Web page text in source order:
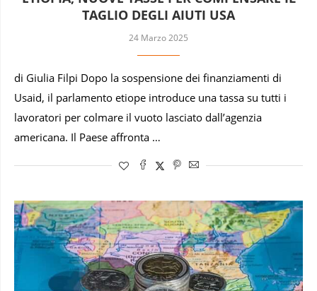
TAGLIO DEGLI AIUTI USA
24 Marzo 2025
di Giulia Filpi Dopo la sospensione dei finanziamenti di
Usaid, il parlamento etiope introduce una tassa su tutti i
lavoratori per colmare il vuoto lasciato dall’agenzia
americana. Il Paese affronta …